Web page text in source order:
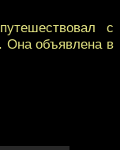
с
объявлена в